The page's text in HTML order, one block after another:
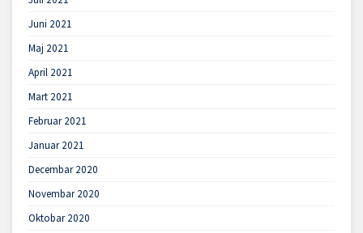
Juni 2021
Maj 2021
April 2021
Mart 2021
Februar 2021
Januar 2021
Decembar 2020
Novembar 2020
Oktobar 2020